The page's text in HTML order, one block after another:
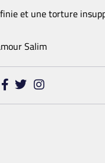
et une torture
Salim